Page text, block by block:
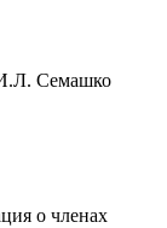
Семашко
о членах